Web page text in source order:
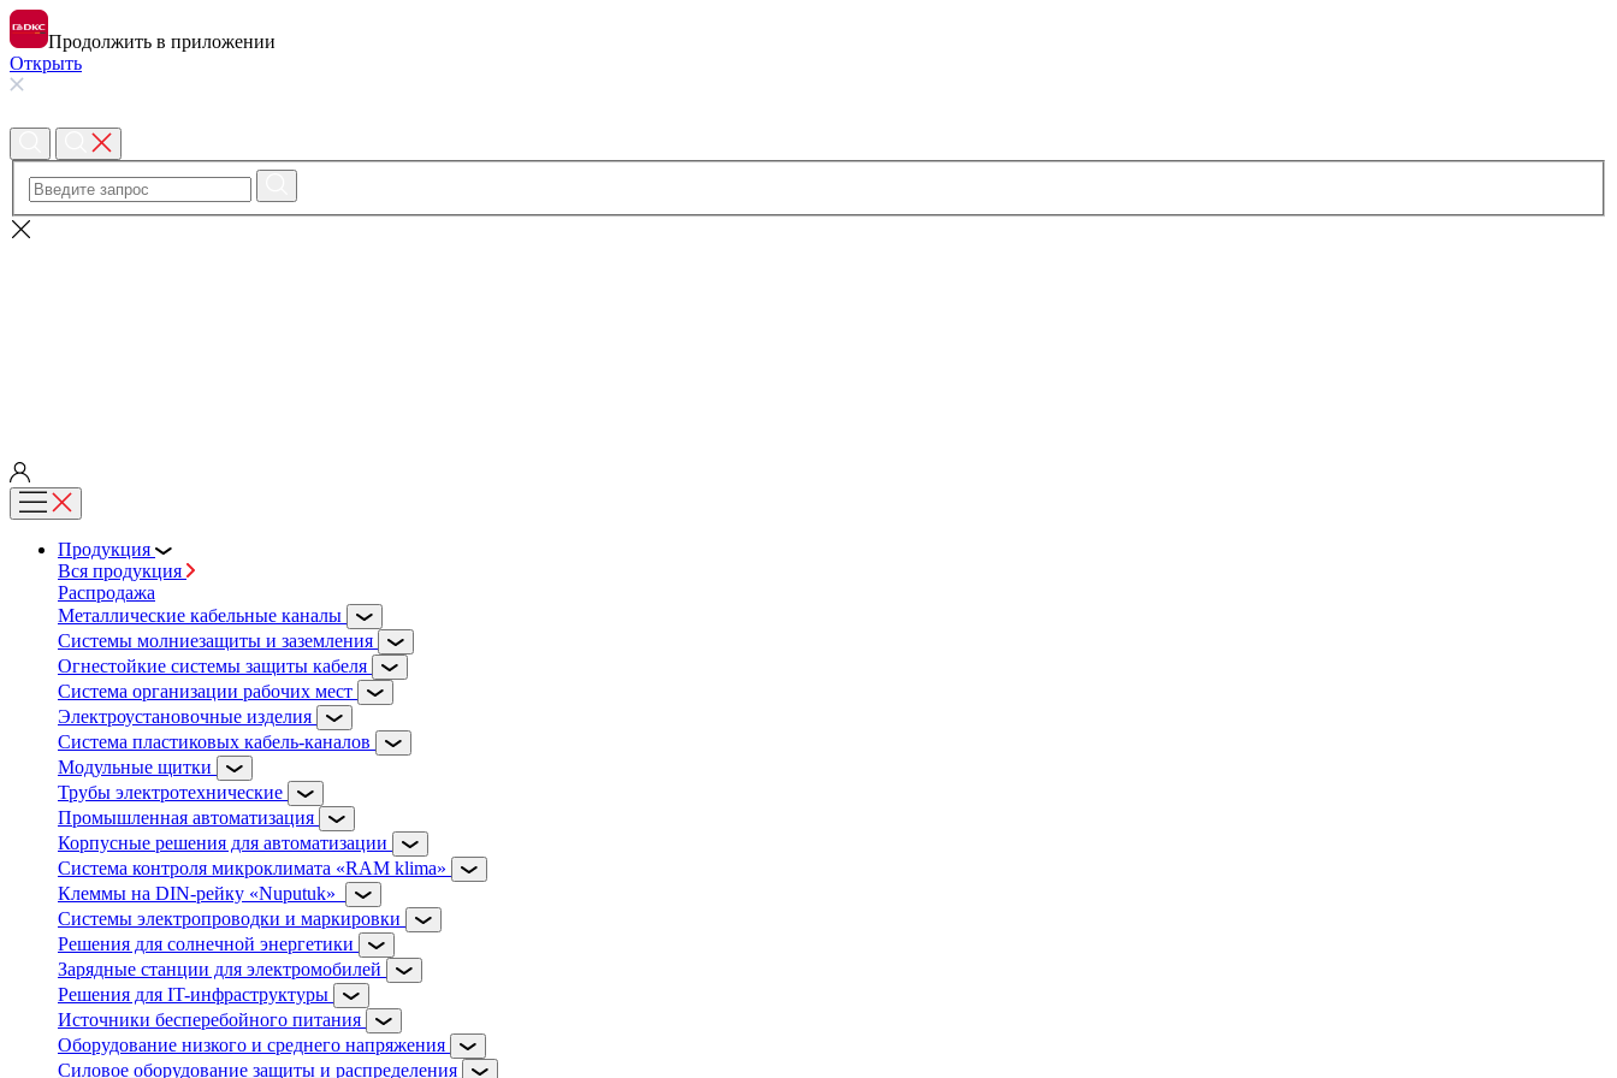
Продолжить в приложении
Открыть
Продукция
Вся продукция
Распродажа
Металлические кабельные каналы
Системы молниезащиты и заземления
Огнестойкие системы защиты кабеля
Система организации рабочих мест
Электроустановочные изделия
Система пластиковых кабель-каналов
Модульные щитки
Трубы электротехнические
Промышленная автоматизация
Корпусные решения для автоматизации
Система контроля микроклимата «RAM klima»
Клеммы на DIN-рейку «Nuputuk»
Системы электропроводки и маркировки
Решения для солнечной энергетики
Зарядные станции для электромобилей
Решения для IT-инфраструктуры
Источники бесперебойного питания
Оборудование низкого и среднего напряжения
Силовое оборудование защиты и распределения